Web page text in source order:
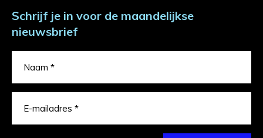
Schrijf je in voor de maandelijkse
nieuwsbrief